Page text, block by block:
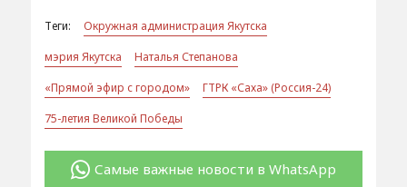
Теги:
Окружная администрация Якутска
мэрия Якутска
Наталья Степанова
«Прямой эфир с городом»
ГТРК «Саха» (Россия-24)
75-летия Великой Победы
Самые важные новости в WhatsApp